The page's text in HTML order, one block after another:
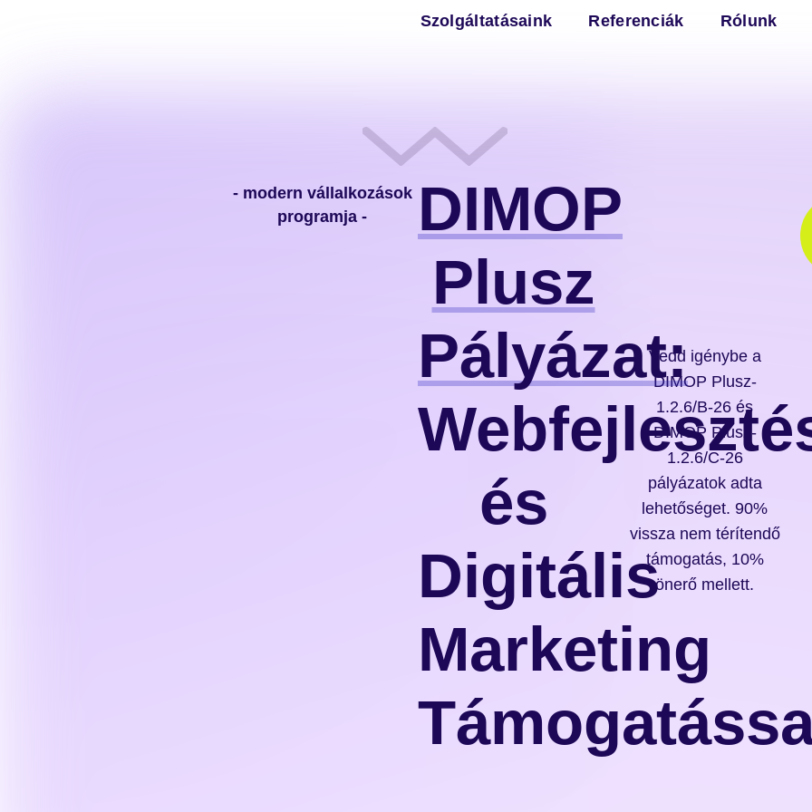
Szolgáltatásaink Referenciák Rólunk
- modern vállalkozások
programja -
DIMOP
Plusz
Pályázat:
és
Digitális
Marketing
Vedd igénybe a
DIMOP Plusz-
1.2.6/B-26 és
DIMOP Plusz-
1.2.6/C-26
pályázatok adta
lehetőséget. 90%
vissza nem térítendő
támogatás, 10%
önerő mellett.